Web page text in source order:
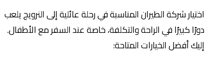
اختيار شركة الطيران المناسبة في رحلة عائلية إلى النرويج يلعب
دورًا كبيرًا في الراحة والتكلفة، خاصة عند السفر مع الأطفال.
إليك أفضل الخيارات المتاحة: